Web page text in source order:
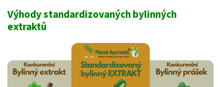
Výhody standardizovaných bylinných
extraktů